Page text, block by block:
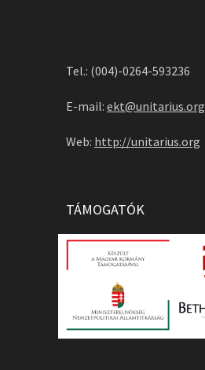
Tel.: (004)-0264-593236
E-mail: ekt@unitarius.org
Web: http://unitarius.org
TÁMOGATÓK